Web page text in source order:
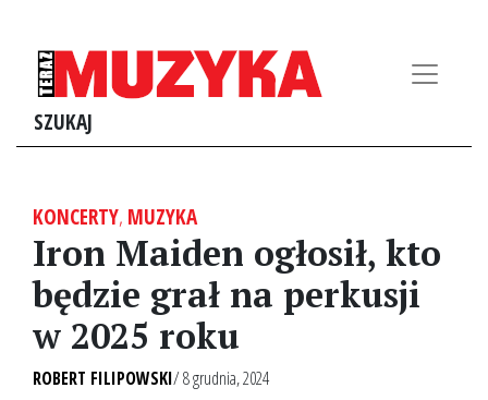
SZUKAJ
KONCERTY, MUZYKA
Iron Maiden ogłosił, kto
będzie grał na perkusji
w 2025 roku
ROBERT FILIPOWSKI/ 8 grudnia, 2024